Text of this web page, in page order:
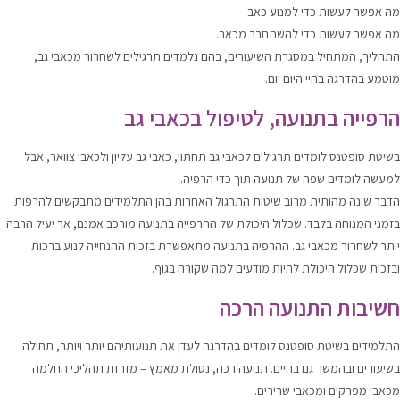
מה אפשר לעשות כדי למנוע כאב
מה אפשר לעשות כדי להשתחרר מכאב.
התהליך, המתחיל במסגרת השיעורים, בהם נלמדים תרגילים לשחרור מכאבי גב,
מוטמע בהדרגה בחיי היום יום.
הרפייה בתנועה, לטיפול בכאבי גב
בשיטת סופטנס לומדים תרגילים לכאבי גב תחתון, כאבי גב עליון ולכאבי צוואר, אבל
למעשה לומדים שפה של תנועה תוך כדי הרפיה.
הדבר שונה מהותית מרוב שיטות התרגול האחרות בהן התלמידים מתבקשים להרפות
בזמני המנוחה בלבד. שכלול היכולת של ההרפייה בתנועה מורכב אמנם, אך יעיל הרבה
יותר לשחרור מכאבי גב. ההרפיה בתנועה מתאפשרת בזכות ההנחייה לנוע ברכות
ובזכות שכלול היכולת להיות מודעים למה שקורה בגוף.
חשיבות התנועה הרכה
התלמידים בשיטת סופטנס לומדים בהדרגה לעדן את תנועותיהם יותר ויותר, תחילה
בשיעורים ובהמשך גם בחיים. תנועה רכה, נטולת מאמץ – מזרזת תהליכי החלמה
מכאבי מפרקים ומכאבי שרירים.